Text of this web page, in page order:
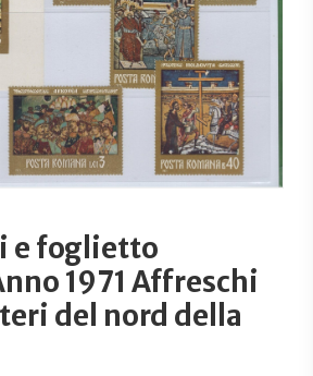
e foglietto
1971 Affreschi
del nord della